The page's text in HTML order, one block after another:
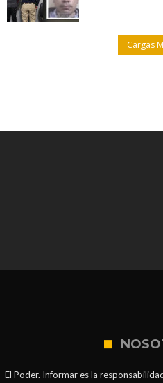
Cargas
El Poder. Informar es la